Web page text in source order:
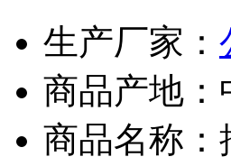
生产厂家：
商品产地：
商品名称：